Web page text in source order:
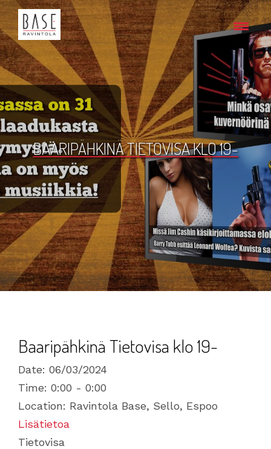
BAARIPÄHKINÄ TIETOVISA KLO 19-
Baaripähkinä Tietovisa klo 19-
Date: 06/03/2024
Time: 0:00 - 0:00
Location: Ravintola Base, Sello, Espoo
Lisätietoa
Tietovisa